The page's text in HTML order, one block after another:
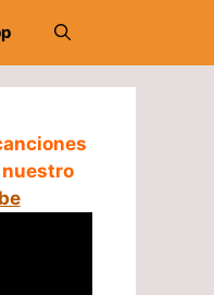
nuestro